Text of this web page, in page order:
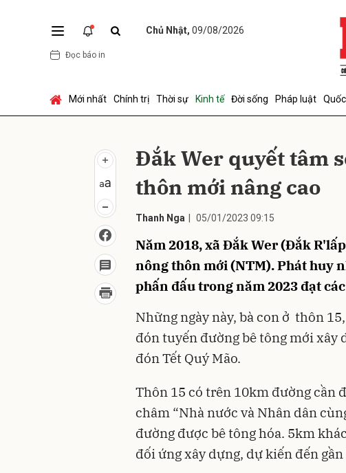
Chủ Nhật, 09/08/2026
Đọc báo in
Mới nhất Chính trị Thời sự Kinh tế Đời sống Pháp luật
Ðắk Wer quyết tâm
thôn mới nâng cao
Thanh Nga 05/01/2023 09:15
Năm 2018, xã Đắk Wer (Đắk
nông thôn mới (NTM). Phát huy
phấn đấu trong năm 2023 đạt
Những ngày này, bà con ở thôn
đón tuyến đường bê tông mới xây
đón Tết Quý Mão.
Thôn 15 có trên 10km đường cần
châm “Nhà nước và Nhân dân
đường được bê tông hóa. 5km
đối ứng xây dựng, dự kiến đến
Gửi bình